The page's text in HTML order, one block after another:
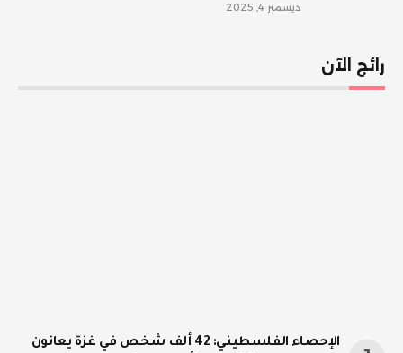
ديسمبر 4, 2025
رائج الآن
الإحصاء الفلسطيني: 42 ألف شخص في غزة يعانون